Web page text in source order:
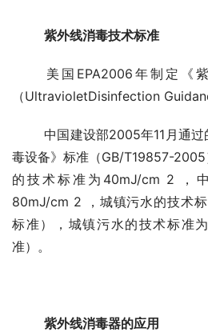
紫外线消毒技术标准
（UltravioletDisinfection
	中国建设部2005年11月通过的《城镇给排水紫外线消
毒设备》标准（GB/T19857-
的技术标准为40mJ/cm 2 ，
80mJ/cm 2 ，城镇污水的技术
标准），城镇污水的技术标准
准）。
紫外线消毒器的应用